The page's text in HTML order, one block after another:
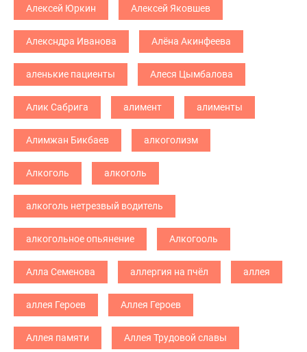
Алексей Юркин Алексей Яковшев
Алексндра Иванова Алёна Акинфеева
аленькие пациенты Алеся Цымбалова
Алик Сабрига алимент алименты
Алимжан Бикбаев алкоголизм
Алкоголь алкоголь
алкоголь нетрезвый водитель
алкогольное опьянение Алкогооль
Алла Семенова аллергия на пчёл аллея
аллея Героев Аллея Героев
Аллея памяти Аллея Трудовой славы